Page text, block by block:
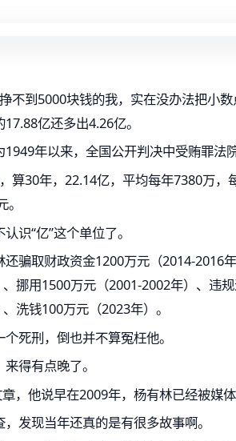
不到5000块钱的我，实在没办法把小
亿还多出4.26亿。
1949年以来，全国公开判决中受贿罪法
算30年，22.14亿，平均每年7380万，
识“亿”这个单位了。
还骗取财政资金1200万元（2014-2016
、挪用1500万元（2001-2002年）、违
、洗钱100万元（2023年）。
死刑，倒也并不算冤枉他。
得有点晚了。
章，他说早在2009年，杨有林已经被媒
发现当年还真的是有很多故事啊。